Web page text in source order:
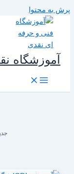
به محتوا
آموزشگاه